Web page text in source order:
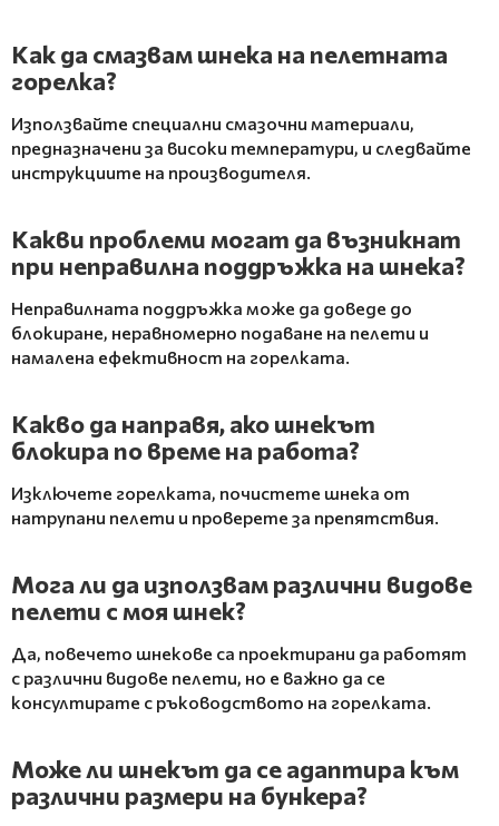
Как да смазвам шнека на пелетната
горелка?
Използвайте специални смазочни материали,
предназначени за високи температури, и следвайте
инструкциите на производителя.
Какви проблеми могат да възникнат
при неправилна поддръжка на шнека?
Неправилната поддръжка може да доведе до
блокиране, неравномерно подаване на пелети и
намалена ефективност на горелката.
Какво да направя, ако шнекът
блокира по време на работа?
Изключете горелката, почистете шнека от
натрупани пелети и проверете за препятствия.
Мога ли да използвам различни видове
пелети с моя шнек?
Да, повечето шнекове са проектирани да работят
с различни видове пелети, но е важно да се
консултирате с ръководството на горелката.
Може ли шнекът да се адаптира към
различни размери на бункера?